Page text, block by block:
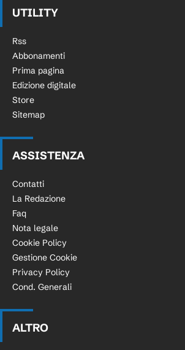
UTILITY
Rss
Abbonamenti
Prima pagina
Edizione digitale
Store
Sitemap
ASSISTENZA
Contatti
La Redazione
Faq
Nota legale
Cookie Policy
Gestione Cookie
Privacy Policy
Cond. Generali
ALTRO